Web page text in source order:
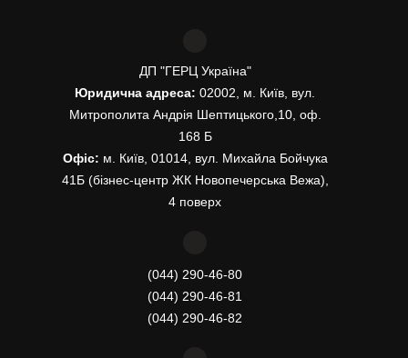
ДП "ГЕРЦ Україна"
Юридична адреса: 02002, м. Київ, вул.
Митрополита Андрія Шептицького,10, оф.
168 Б
Офіс: м. Київ, 01014, вул. Михайла Бойчука
41Б (бізнес-центр ЖК Новопечерська Вежа),
4 поверх
(044) 290-46-80
(044) 290-46-81
(044) 290-46-82